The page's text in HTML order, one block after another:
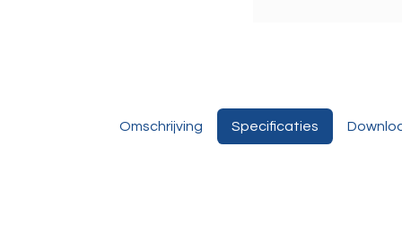
Omschrijving Specificaties